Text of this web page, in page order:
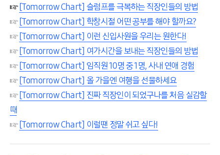
☞ [Tomorrow Chart] 슬럼프를 극복하는 직장인들의 방법
☞ [Tomorrow Chart] 학창시절 어떤 공부를 해야 할까요?
☞ [Tomorrow Chart] 이런 신입사원을 우리는 원한다!
☞ [Tomorrow Chart] 여가시간을 보내는 직장인들의 방법
☞ [Tomorrow Chart] 임직원 10명 중 1명, 사내 연애 경험
☞ [Tomorrow Chart] 올 가을엔 여행을 선물하세요
☞ [Tomorrow Chart] 진짜 직장인이 되었구나를 처음 실감할
때
☞ [Tomorrow Chart] 이럴땐 정말 쉬고 싶다!